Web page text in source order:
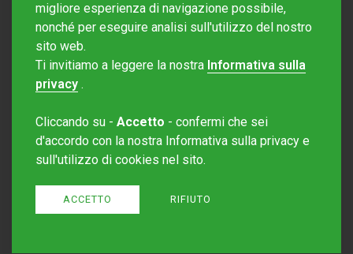
Editore Rotostampa SA
Sito creato daRedesign
migliore esperienza di navigazione possibile,
nonché per eseguire analisi sull'utilizzo del nostro
sito web.
Ti invitiamo a leggere la nostra Informativa sulla
privacy .
Cliccando su - Accetto - confermi che sei
d'accordo con la nostra Informativa sulla privacy e
sull'utilizzo di cookies nel sito.
ACCETTO RIFIUTO